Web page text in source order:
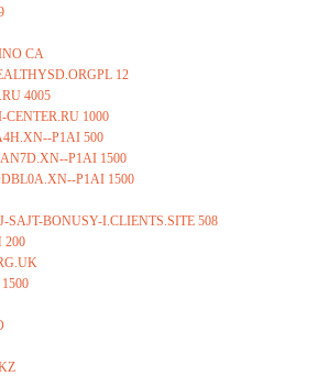
CA
12
4005
CENTER.RU 1000
P1AI 500
P1AI 1500
P1AI 1500
BONUSY-I.CLIENTS.SITE 508
200